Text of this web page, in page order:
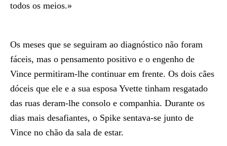
todos os meios.»
Os meses que se seguiram ao diagnóstico não foram
fáceis, mas o pensamento positivo e o engenho de
Vince permitiram-lhe continuar em frente. Os dois cães
dóceis que ele e a sua esposa Yvette tinham resgatado
das ruas deram-lhe consolo e companhia. Durante os
dias mais desafiantes, o Spike sentava-se junto de
Vince no chão da sala de estar.